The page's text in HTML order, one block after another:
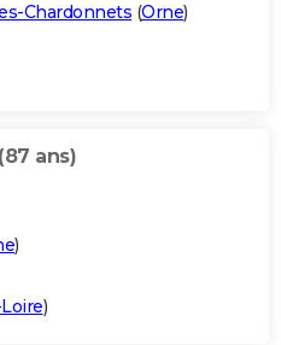
Chardonnets (Orne)
(87 ans)
)
)